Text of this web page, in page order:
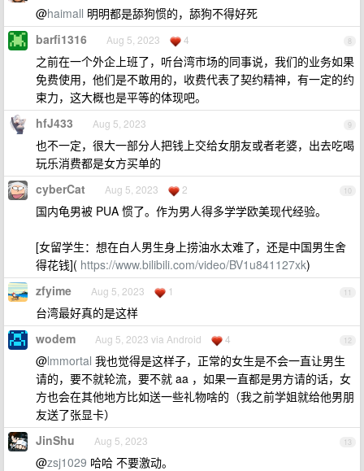
@haimall 明明都是舔狗惯的，舔狗不得好死
8
barfi1316 Aug 5, 2023 4
之前在一个外企上班了，听台湾市场的同事说，我们的业务如果
免费使用，他们是不敢用的，收费代表了契约精神，有一定的约
束力，这大概也是平等的体现吧。
9
hfJ433 Aug 5, 2023
也不一定，很大一部分人把钱上交给女朋友或者老婆，出去吃喝
玩乐消费都是女方买单的
10
cyberCat Aug 5, 2023 2
国内龟男被 PUA 惯了。作为男人得多学学欧美现代经验。
[女留学生：想在白人男生身上捞油水太难了，还是中国男生舍
得花钱]( https://www.bilibili.com/video/BV1u841127xk)
11
zfyime Aug 5, 2023 1
台湾最好真的是这样
12
wodem Aug 5, 2023 via Android 4
@lmmortal 我也觉得是这样子，正常的女生是不会一直让男生
请的，要不就轮流，要不就 aa ，如果一直都是男方请的话，女
方也会在其他地方比如送一些礼物啥的（我之前学姐就给他男朋
友送了张显卡）
13
JinShu Aug 5, 2023
@zsj1029 哈哈 不要激动。